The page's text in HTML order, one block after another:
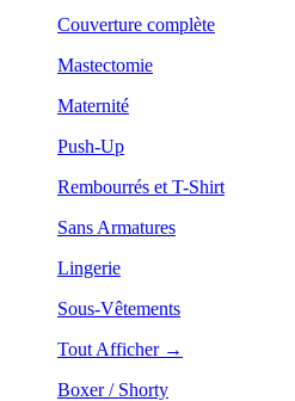
Couverture complète
Mastectomie
Maternité
Push-Up
Rembourrés et T-Shirt
Sans Armatures
Lingerie
Sous-Vêtements
Tout Afficher →
Boxer / Shorty